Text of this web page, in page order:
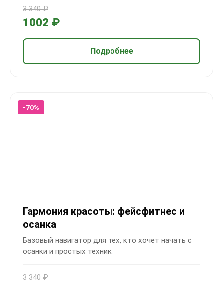
3 340 ₽
1002 ₽
Подробнее
-70%
Гармония красоты: фейсфитнес и
осанка
Базовый навигатор для тех, кто хочет начать с
осанки и простых техник.
3 340 ₽